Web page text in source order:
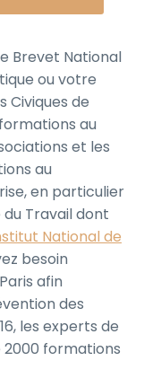
Brevet National
ou votre
Civiques de
au
et les
au
en particulier
Travail dont
National de
besoin
afin
des
les experts de
2000 formations